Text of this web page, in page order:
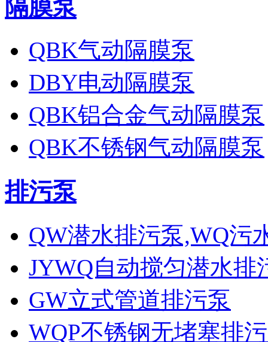
隔膜泵
QBK气动隔膜泵
DBY电动隔膜泵
QBK铝合金气动隔膜泵
QBK不锈钢气动隔膜泵
排污泵
QW潜水排污泵,WQ污
JYWQ自动搅匀潜水排
GW立式管道排污泵
WQP不锈钢无堵塞排